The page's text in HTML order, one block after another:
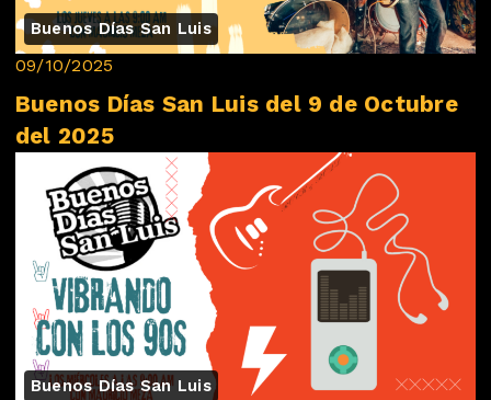
Buenos Días San Luis
09/10/2025
Buenos Días San Luis del 9 de Octubre
del 2025
Buenos Días San Luis